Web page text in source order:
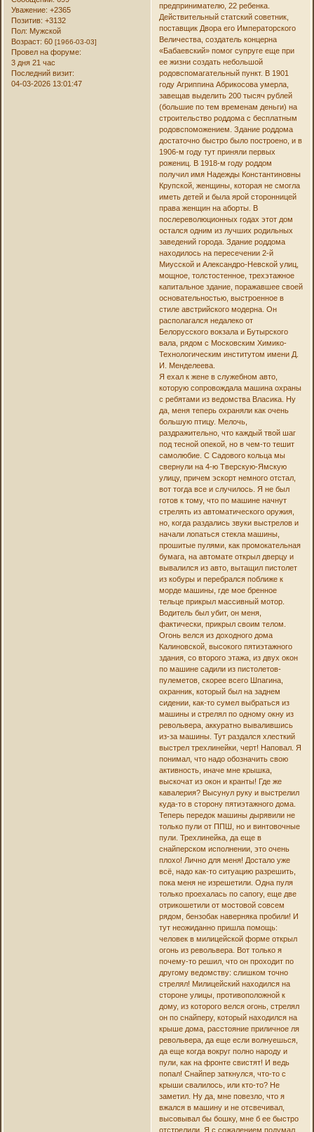
Уважение: +2365
Позитив: +3132
Пол: Мужской
Возраст: 60[1966-03-03]
Провел на форуме:
3 дня 21 час
Последний визит:
04-03-2026 13:01:47
предпринимателю, 22 ребенка.
Действительный статский советник,
поставщик Двора его Императорского
Величества, создатель концерна
«Бабаевский» помог супруге еще при
ее жизни создать небольшой
родовспомагательный пункт. В 1901
году Агриппина Абрикосова умерла,
завещав выделить 200 тысяч рублей
(большие по тем временам деньги) на
строительство роддома с бесплатным
родовспоможением. Здание роддома
достаточно быстро было построено, и в
1906-м году тут приняли первых
рожениц. В 1918-м году роддом
получил имя Надежды Константиновны
Крупской, женщины, которая не смогла
иметь детей и была ярой сторонницей
права женщин на аборты. В
послереволюционных годах этот дом
остался одним из лучших родильных
заведений города. Здание роддома
находилось на пересечении 2-й
Миусской и Александро-Невской улиц,
мощное, толстостенное, трехэтажное
капитальное здание, поражавшее своей
основательностью, выстроенное в
стиле австрийского модерна. Он
располагался недалеко от
Белорусского вокзала и Бутырского
вала, рядом с Московским Химико-
Технологическим институтом имени Д.
И. Менделеева.
Я ехал к жене в служебном авто,
которую сопровождала машина охраны
с ребятами из ведомства Власика. Ну
да, меня теперь охраняли как очень
большую птицу. Мелочь,
раздражительно, что каждый твой шаг
под тесной опекой, но в чем-то тешит
самолюбие. С Садового кольца мы
свернули на 4-ю Тверскую-Ямскую
улицу, причем эскорт немного отстал,
вот тогда все и случилось. Я не был
готов к тому, что по машине начнут
стрелять из автоматического оружия,
но, когда раздались звуки выстрелов и
начали лопаться стекла машины,
прошитые пулями, как промокательная
бумага, на автомате открыл дверцу и
вывалился из авто, вытащил пистолет
из кобуры и перебрался поближе к
морде машины, где мое бренное
тельце прикрыл массивный мотор.
Водитель был убит, он меня,
фактически, прикрыл своим телом.
Огонь велся из доходного дома
Калиновской, высокого пятиэтажного
здания, со второго этажа, из двух окон
по машине садили из пистолетов-
пулеметов, скорее всего Шпагина,
охранник, который был на заднем
сидении, как-то сумел выбраться из
машины и стрелял по одному окну из
револьвера, аккуратно вывалившись
из-за машины. Тут раздался хлесткий
выстрел трехлинейки, черт! Наповал. Я
понимал, что надо обозначить свою
активность, иначе мне крышка,
выскочат из окон и кранты! Где же
кавалерия? Высунул руку и выстрелил
куда-то в сторону пятиэтажного дома.
Теперь передок машины дырявили не
только пули от ППШ, но и винтовочные
пули. Трехлинейка, да еще в
снайперском исполнении, это очень
плохо! Лично для меня! Достало уже
всё, надо как-то ситуацию разрешить,
пока меня не изрешетили. Одна пуля
только проехалась по сапогу, еще две
отрикошетили от мостовой совсем
рядом, бензобак наверняка пробили! И
тут неожиданно пришла помощь:
человек в милицейской форме открыл
огонь из револьвера. Вот только я
почему-то решил, что он проходит по
другому ведомству: слишком точно
стрелял! Милицейский находился на
стороне улицы, противоположной к
дому, из которого велся огонь, стрелял
он по снайперу, который находился на
крыше дома, расстояние приличное ля
револьвера, да еще если волнуешься,
да еще когда вокруг полно народу и
пули, как на фронте свистят! И ведь
попал! Снайпер заткнулся, что-то с
крыши свалилось, или кто-то? Не
заметил. Ну да, мне повезло, что я
вжался в машину и не отсвечивал,
высовывал бы бошку, мне б ее быстро
отстрелили. Я с сожалением подумал,